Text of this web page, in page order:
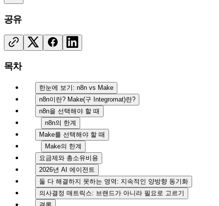
공유
목차
한눈에 보기: n8n vs Make
n8n이란? Make(구 Integromat)란?
n8n을 선택해야 할 때
n8n의 한계
Make를 선택해야 할 때
Make의 한계
요금제와 총소유비용
2026년 AI 에이전트
둘 다 해결하지 못하는 영역: 지속적인 양방향 동기화
의사결정 매트릭스: 브랜드가 아니라 필요로 고르기